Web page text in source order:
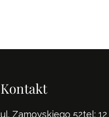
Kontakt
ul. Zamoyskiego 52tel: